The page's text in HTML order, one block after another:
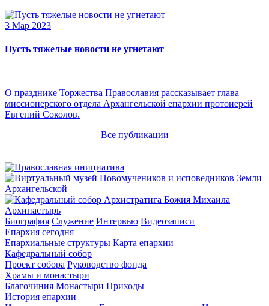
3 Мар 2023
Пусть тяжелые новости не угнетают
О празднике Торжества Православия рассказывает глава
миссионерского отдела Архангельской епархии протоиерей
Евгений Соколов.
Все публикации
Архипастырь
Биография Служение Интервью Видеозаписи
Епархия сегодня
Епархиальные структуры Карта епархии
Кафедральный собор
Проект собора Руководство фонда
Храмы и монастыри
Благочиния Монастыри Приходы
История епархии